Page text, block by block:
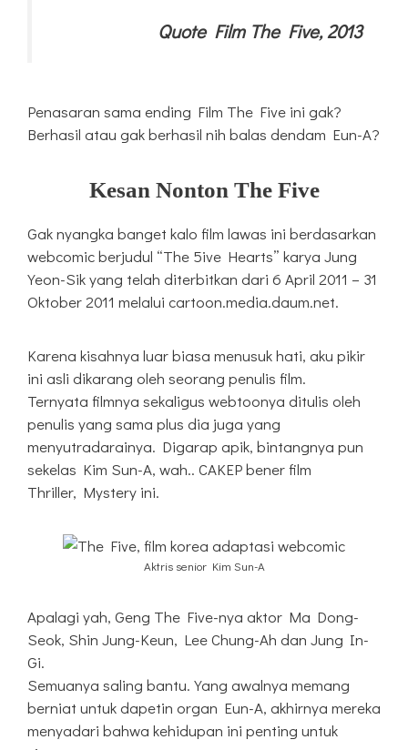
Quote Film The Five, 2013
Penasaran sama ending Film The Five ini gak?
Berhasil atau gak berhasil nih balas dendam Eun-A?
Kesan Nonton The Five
Gak nyangka banget kalo film lawas ini berdasarkan
webcomic berjudul “The 5ive Hearts” karya Jung
Yeon-Sik yang telah diterbitkan dari 6 April 2011 – 31
Oktober 2011 melalui cartoon.media.daum.net.
Karena kisahnya luar biasa menusuk hati, aku pikir
ini asli dikarang oleh seorang penulis film.
Ternyata filmnya sekaligus webtoonya ditulis oleh
penulis yang sama plus dia juga yang
menyutradarainya. Digarap apik, bintangnya pun
sekelas Kim Sun-A, wah.. CAKEP bener film
Thriller, Mystery ini.
Aktris senior Kim Sun-A
Apalagi yah, Geng The Five-nya aktor Ma Dong-
Seok, Shin Jung-Keun, Lee Chung-Ah dan Jung In-
Gi.
Semuanya saling bantu. Yang awalnya memang
berniat untuk dapetin organ Eun-A, akhirnya mereka
menyadari bahwa kehidupan ini penting untuk